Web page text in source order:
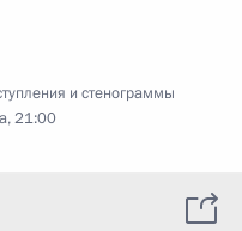
и стенограммы
21:00